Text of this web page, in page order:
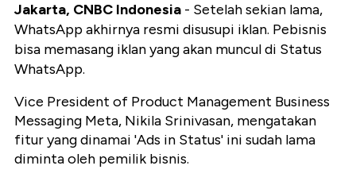
Jakarta, CNBC Indonesia - Setelah sekian lama,
WhatsApp akhirnya resmi disusupi iklan. Pebisnis
bisa memasang iklan yang akan muncul di Status
WhatsApp.
Vice President of Product Management Business
Messaging Meta, Nikila Srinivasan, mengatakan
fitur yang dinamai 'Ads in Status' ini sudah lama
diminta oleh pemilik bisnis.